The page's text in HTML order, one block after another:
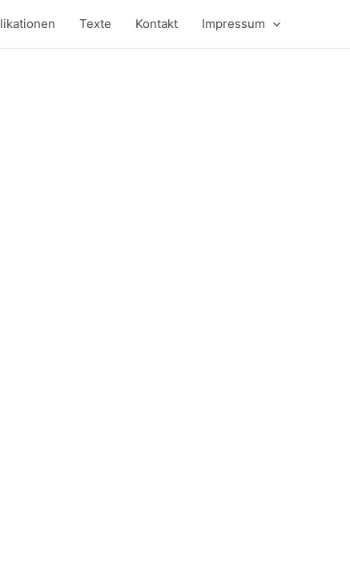
Texte Kontakt Impressum